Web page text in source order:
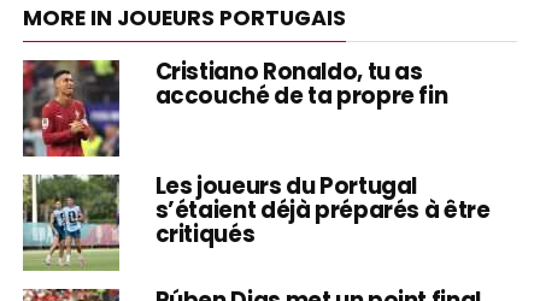
MORE IN JOUEURS PORTUGAIS
Cristiano Ronaldo, tu as
accouché de ta propre fin
Les joueurs du Portugal
s’étaient déjà préparés à être
critiqués